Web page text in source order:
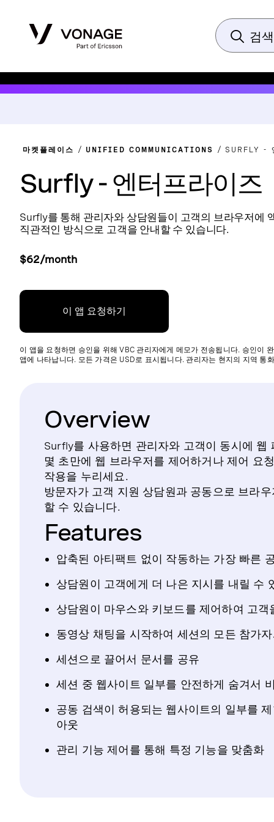
마켓플레이스 UNIFIED COMMUNICATIONS SURFLY -
Surfly - 엔터프라이즈
Surfly를 통해 관리자와 상담원들이 고객의 브라우저에
직관적인 방식으로 고객을 안내할 수 있습니다.
$62/month
이 앱 요청하기
이 앱을 요청하면 승인을 위해 VBC 관리자에게 메모가 전송됩니다. 승인이
앱에 나타납니다. 모든 가격은 USD로 표시됩니다. 관리자는 현지의 지역 통
Overview
Surfly를 사용하면 관리자와 고객이 동시에
몇 초만에 웹 브라우저를 제어하거나 제어 요
작용을 누리세요.
방문자가 고객 지원 상담원과 공동으로 브라
할 수 있습니다.
Features
압축된 아티팩트 없이 작동하는 가장 빠른
상담원이 고객에게 더 나은 지시를 내릴 수
상담원이 마우스와 키보드를 제어하여 고객
동영상 채팅을 시작하여 세션의 모든 참가
세션으로 끌어서 문서를 공유
세션 중 웹사이트 일부를 안전하게 숨겨서
공동 검색이 허용되는 웹사이트의 일부를
아웃
관리 기능 제어를 통해 특정 기능을 맞춤화